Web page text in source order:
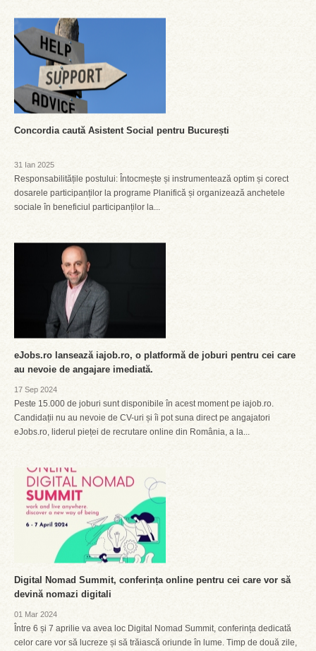
Concordia caută Asistent Social pentru București
31 Ian 2025
Responsabilitățile postului: Întocmește și instrumentează optim și corect
dosarele participanților la programe Planifică și organizează anchetele
sociale în beneficiul participanților la...
eJobs.ro lansează iajob.ro, o platformă de joburi pentru cei care
au nevoie de angajare imediată.
17 Sep 2024
Peste 15.000 de joburi sunt disponibile în acest moment pe iajob.ro.
Candidații nu au nevoie de CV-uri și îi pot suna direct pe angajatori
eJobs.ro, liderul pieței de recrutare online din România, a la...
Digital Nomad Summit, conferința online pentru cei care vor să
devină nomazi digitali
01 Mar 2024
Între 6 și 7 aprilie va avea loc Digital Nomad Summit, conferința dedicată
celor care vor să lucreze și să trăiască oriunde în lume. Timp de două zile,